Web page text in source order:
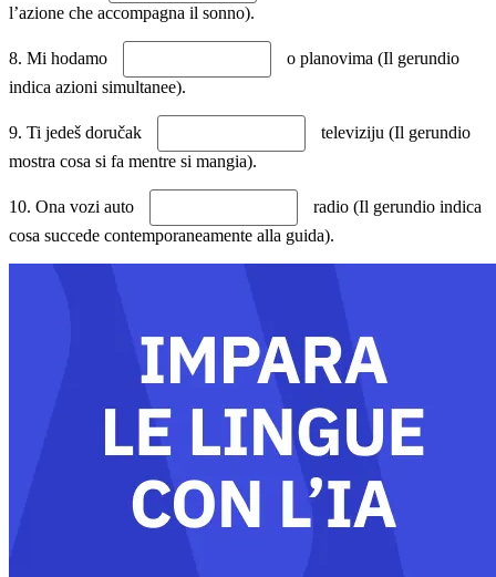
l’azione che accompagna il sonno).
8. Mi hodamo
o planovima (Il gerundio
indica azioni simultanee).
9. Ti jedeš doručak
televiziju (Il gerundio
mostra cosa si fa mentre si mangia).
10. Ona vozi auto
radio (Il gerundio indica
cosa succede contemporaneamente alla guida).